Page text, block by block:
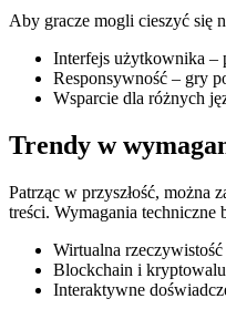
Aby gracze mogli cieszyć się
Interfejs użytkownika –
Responsywność – gry
Wsparcie dla różnych
Trendy w
Patrząc w przyszłość, można
treści. Wymagania techniczne
Wirtualna
Blockchain i
Interaktywne